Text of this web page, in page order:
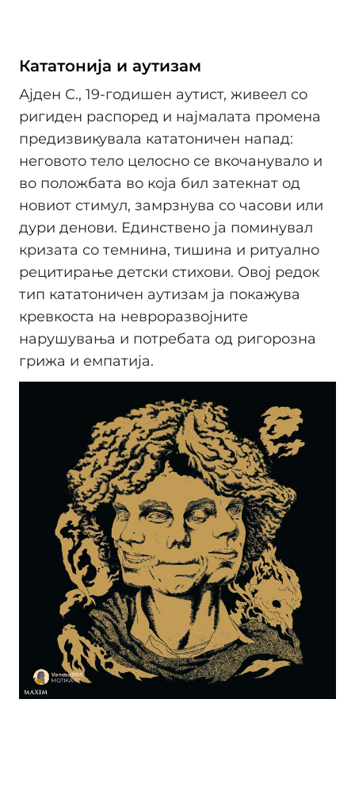
Кататонија и аутизам
Ајден С., 19-годишен аутист, живеел со
ригиден распоред и најмалата промена
предизвикувала кататоничен напад:
неговото тело целосно се вкочанувало и
во положбата во која бил затекнат од
новиот стимул, замрзнува со часови или
дури денови. Единствено ја поминувал
кризата со темнина, тишина и ритуално
рецитирање детски стихови. Овој редок
тип кататоничен аутизам ја покажува
кревкоста на невроразвојните
нарушувања и потребата од ригорозна
грижа и емпатија.